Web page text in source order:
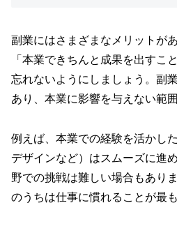
副業にはさまざまなメリットが
「本業できちんと成果を出すこ
忘れないようにしましょう。副
あり、本業に影響を与えない範
例えば、本業での経験を活かし
デザインなど）はスムーズに進
野での挑戦は難しい場合もあり
のうちは仕事に慣れることが最も